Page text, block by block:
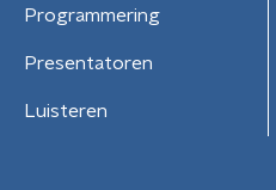
Programmering
Presentatoren
Luisteren